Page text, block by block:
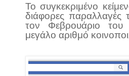
Το συγκεκριμένο
διάφορες παραλλαγές
τον Φεβρουάριο
μεγάλο αριθμό